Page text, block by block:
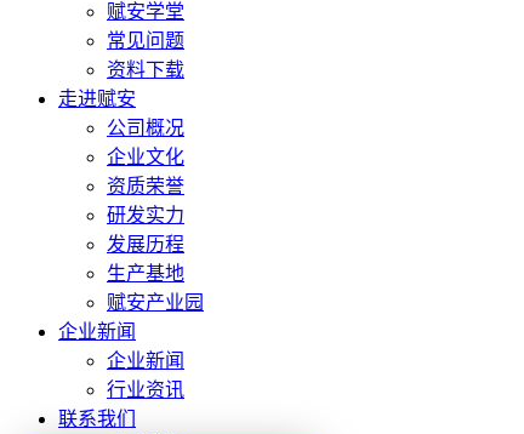
赋安学堂
常见问题
资料下载
走进赋安
公司概况
企业文化
资质荣誉
研发实力
发展历程
生产基地
赋安产业园
企业新闻
企业新闻
行业资讯
联系我们